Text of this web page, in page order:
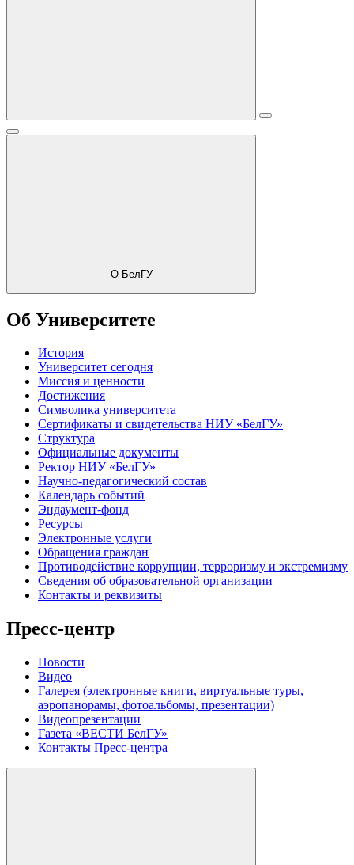
О БелГУ
Об Университете
История
Университет сегодня
Миссия и ценности
Достижения
Символика университета
Сертификаты и свидетельства НИУ «БелГУ»
Структура
Официальные документы
Ректор НИУ «БелГУ»
Научно-педагогический состав
Календарь событий
Эндаумент-фонд
Ресурсы
Электронные услуги
Обращения граждан
Противодействие коррупции, терроризму и экстремизму
Сведения об образовательной организации
Контакты и реквизиты
Пресс-центр
Новости
Видео
Галерея (электронные книги, виртуальные туры,
аэропанорамы, фотоальбомы, презентации)
Видеопрезентации
Газета «ВЕСТИ БелГУ»
Контакты Пресс-центра